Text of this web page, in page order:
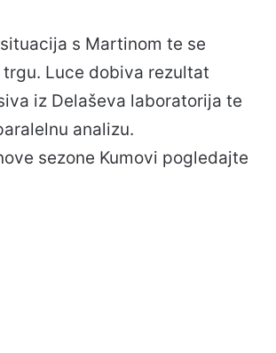
s Martinom te se
Luce dobiva rezultat
iz Delaševa laboratorija te
analizu.
sezone Kumovi pogledajte